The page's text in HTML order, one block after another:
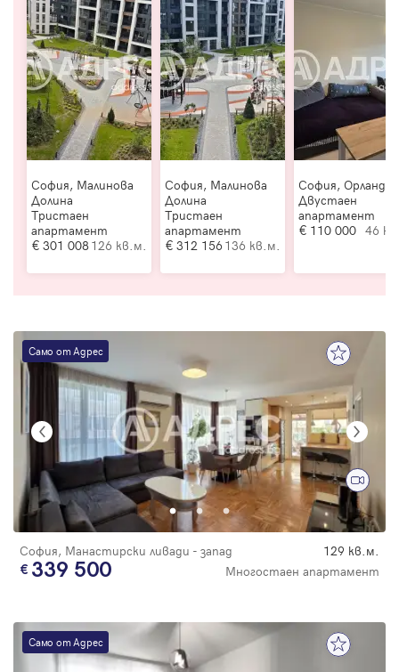
София, Малинова
Долина
Тристаен
апартамент
301 008126 кв.м.
София, Малинова
Долина
Тристаен
апартамент
312 156136 кв.м.
София,
Двустаен
апартамент
110 000 46
Само от Адрес
София, Манастирски ливади - запад 129 кв.м.
339 500 Многостаен апартамент
Само от Адрес